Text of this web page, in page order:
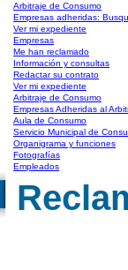
Arbitraje de Consumo
Empresas adheridas:
Ver mi expediente
Empresas
Me han reclamado
Información y consultas
Redactar su contrato
Ver mi expediente
Arbitraje de Consumo
Empresas Adheridas al
Aula de Consumo
Servicio Municipal de
Organigrama y funciones
Fotografías
Empleados